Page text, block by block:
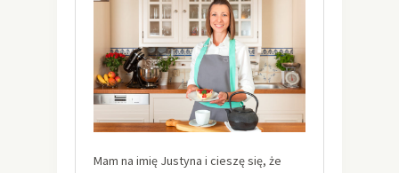
Mam na imię Justyna i cieszę się, że